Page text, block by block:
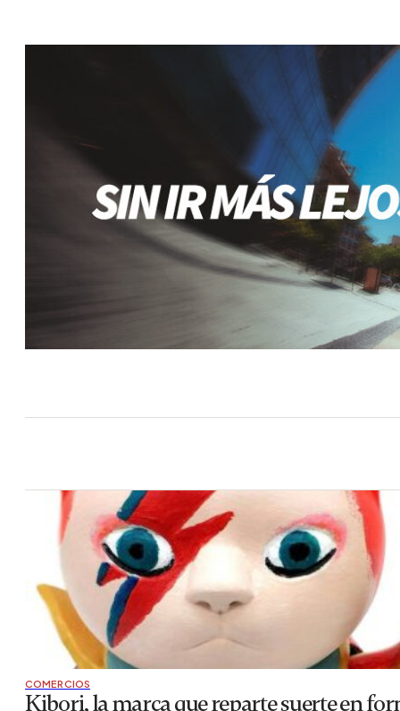
COMERCIOS
Kibori, la marca que reparte suerte en